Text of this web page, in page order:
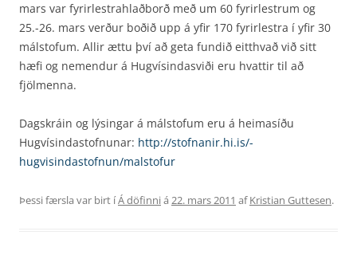
mars var fyrirlestrahlaðborð með um 60 fyrirlestrum og
25.-26. mars verður boðið upp á yfir 170 fyrirlestra í yfir 30
málstofum. Allir ættu því að geta fundið eitthvað við sitt
hæfi og nemendur á Hugvísindasviði eru hvattir til að
fjölmenna.
Dagskráin og lýsingar á málstofum eru á heimasíðu
Hugvísindastofnunar: http://stofnanir.hi.is/­
hugvisindastofnun/malstofur
Þessi færsla var birt íÁ döfinniá 22. mars 2011 afKristian Guttesen.